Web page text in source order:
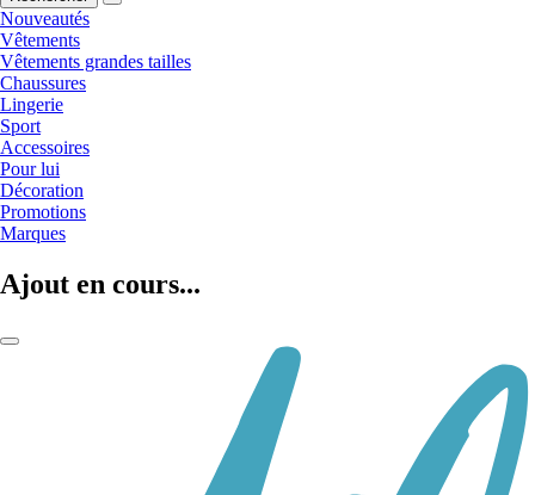
Nouveautés
Vêtements
Vêtements grandes tailles
Chaussures
Lingerie
Sport
Accessoires
Pour lui
Décoration
Promotions
Marques
Ajout en cours...